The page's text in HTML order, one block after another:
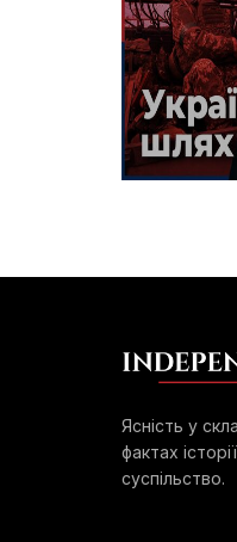
Ясність у
фактах
суспільство.